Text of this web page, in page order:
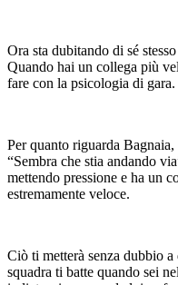
Ora sta dubitando di sé
Quando hai un collega più
fare con la psicologia di gara.
Per quanto riguarda
“Sembra che stia andando
mettendo pressione e ha un
estremamente veloce.
Ciò ti metterà senza dubbio
squadra ti batte quando sei